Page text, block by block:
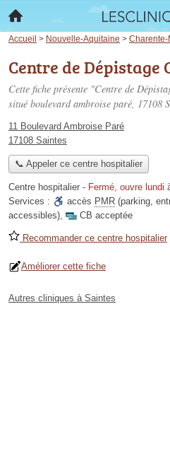
Accueil > Nouvelle-Aquitaine > Charente-
Centre de Dépistage
Cette fiche présente "Centre de
situé boulevard ambroise paré, 17108
11 Boulevard Ambroise Paré
17108 Saintes
📞 Appeler ce centre hospitalier
Centre hospitalier - Fermé, ouvre lundi
Services :
accès PMR (parking,
accessibles), CB acceptée
Recommander ce centre hospitalier
Améliorer cette fiche
Autres cliniques à Saintes